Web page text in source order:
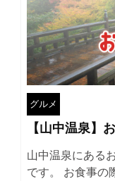
グルメ
【山中温泉】
山中温泉にある
です。 お食事の